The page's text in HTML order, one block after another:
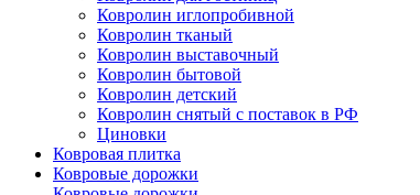
Ковролин иглопробивной
Ковролин тканый
Ковролин выставочный
Ковролин бытовой
Ковролин детский
Ковролин снятый с поставок в РФ
Циновки
Ковровая плитка
Ковровые дорожки